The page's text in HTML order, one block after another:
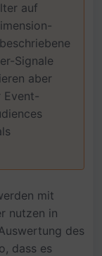
auf
Signale
aber
Event-
mit
nutzen in
des
dass es